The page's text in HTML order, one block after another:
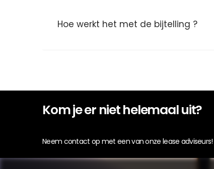
Hoe werkt het met de bijtelling ?
Kom je er niet helemaal uit?
Neem contact op met een van onze lease adviseurs!